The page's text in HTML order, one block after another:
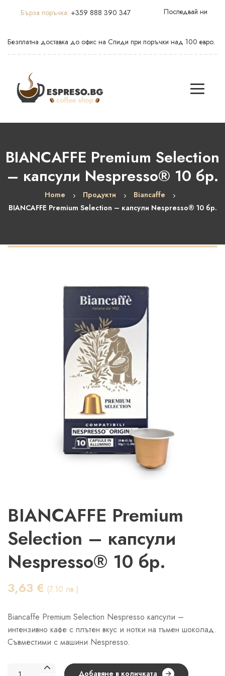
Бърза поръчка: +359 888 390 347 Последвай ни
Безплатна доставка до офис на Спиди при поръчки над 100 евро.
BIANCAFFE Premium Selection
– капсули Nespresso® 10 бр.
Home Продукти
Biancaffe
BIANCAFFE Premium Selection – капсули Nespresso® 10 бр.
BIANCAFFE Premium
Selection – капсули
Nespresso® 10 бр.
3,63 € (7.10 лв.)
Biancaffe Premium Selection Nespresso капсули –
интензивно кафе с плътен вкус и нотки на тъмен шоколад.
Съвместими с машини Nespresso.
количество
Добавяне в количката